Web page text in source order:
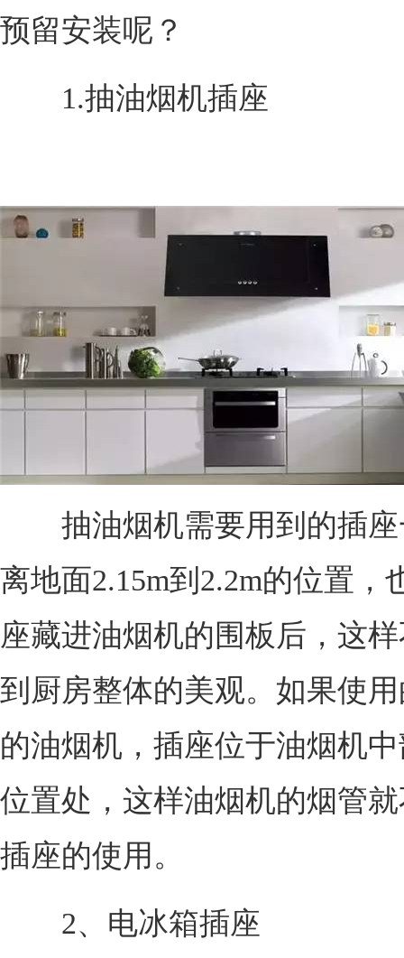
预留安装呢？
1.抽油烟机插座
抽油烟机需要用到的插座
离地面2.15m到2.2m的位置，
座藏进油烟机的围板后，这
到厨房整体的美观。如果使
的油烟机，插座位于油烟机中
位置处，这样油烟机的烟管
插座的使用。
2、电冰箱插座